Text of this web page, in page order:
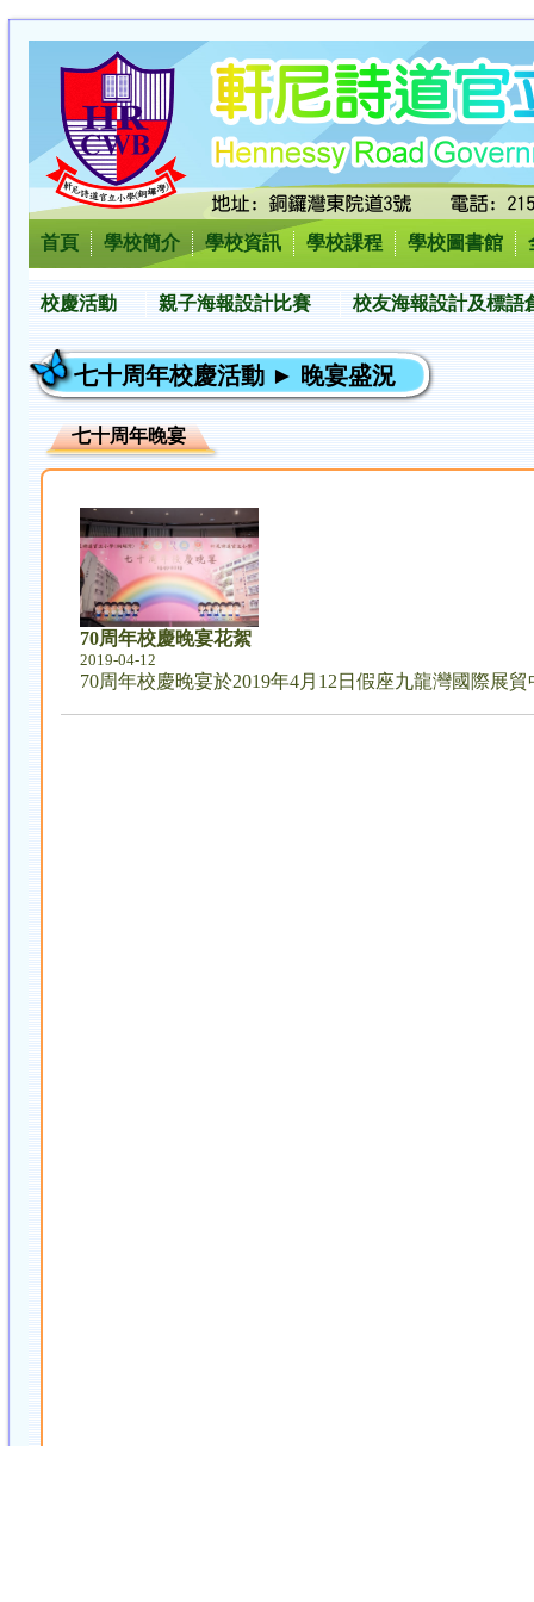
首頁 學校簡介 學校資訊 學校課程 學校圖書館
校慶活動 親子海報設計比賽 校友海報設計及標語
七十周年校慶活動 ► 晚宴盛況
七十周年晚宴
70周年校慶晚宴花絮
2019-04-12
70周年校慶晚宴於2019年4月12日假座九龍灣國際展